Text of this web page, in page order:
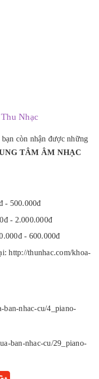
Nhạc
còn nhận được những
TÂM ÂM NHẠC
- 500.000đ
- 2.000.000đ
- 600.000đ
http://thunhac.com/khoa-
ban-nhac-cu/4_piano-
ban-nhac-cu/29_piano-